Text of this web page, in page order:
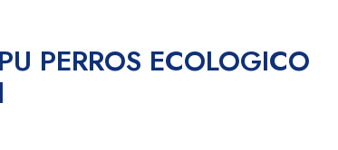
PERROS ECOLOGICO